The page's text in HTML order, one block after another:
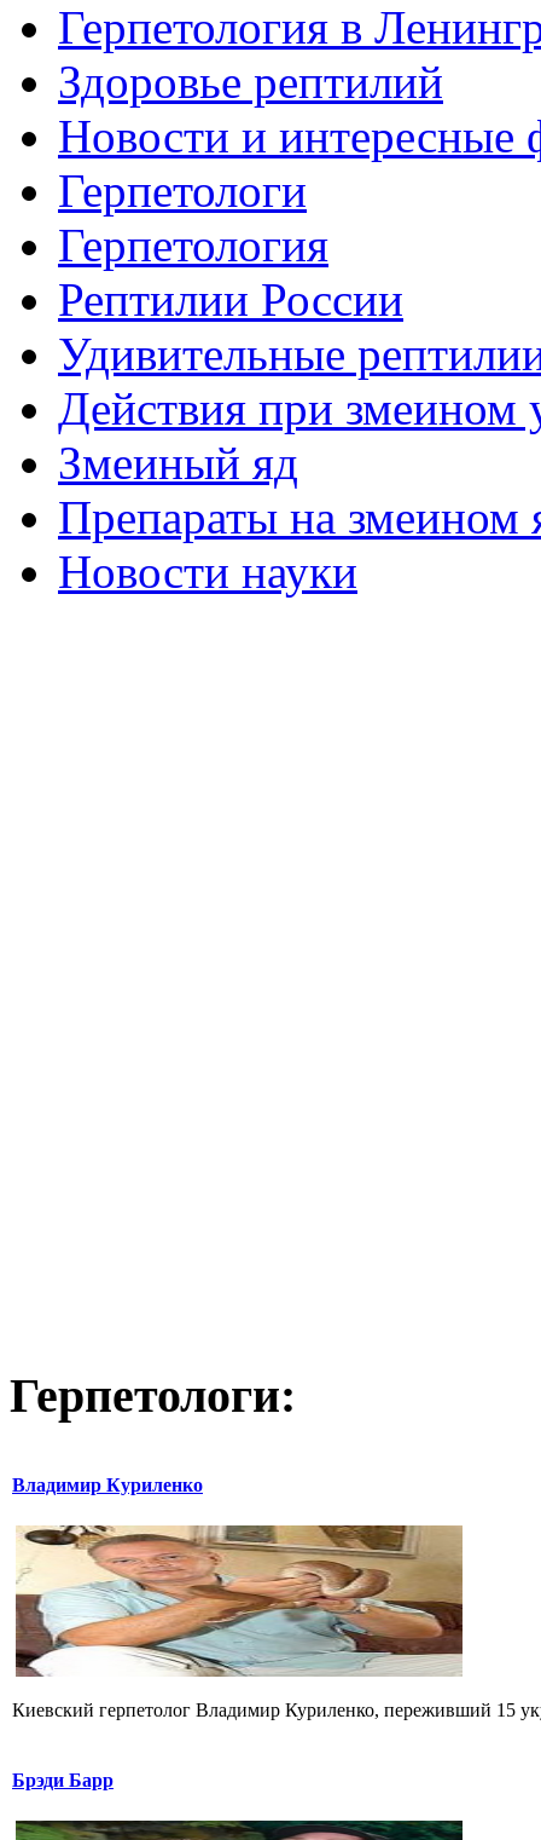
Герпетология в
Здоровье рептилий
Новости и интересные
Герпетологи
Герпетология
Рептилии России
Удивительные
Действия при змеином
Змеиный яд
Препараты на змеином
Новости науки
Герпетологи:
Владимир Куриленко
Киевский герпетолог Владимир Куриленко, переживший 15
Брэди Барр